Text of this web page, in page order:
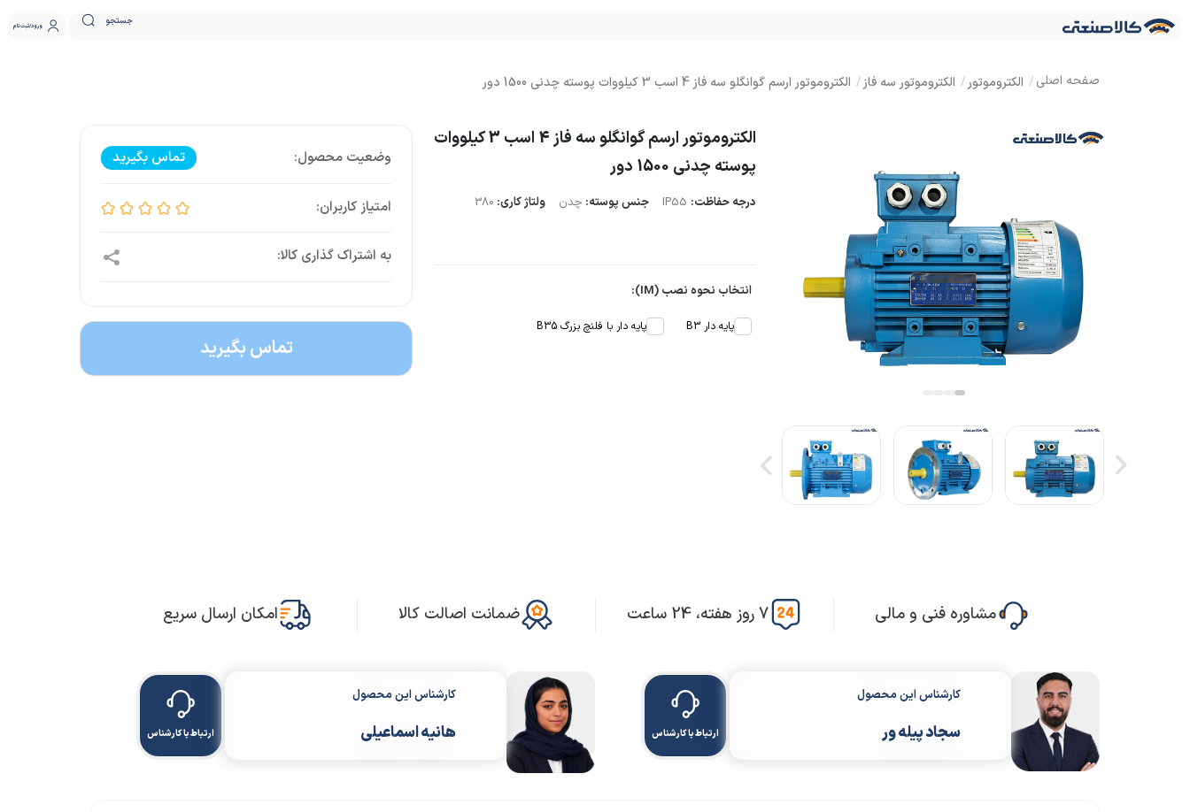
جستجو ورود ثبت نام
الکتروموتور الکتروموتور سه فاز الکتروموتور ارسم گوانگلو سه فاز 4 اسب 3 کیلووات پوسته چدنی 1500 دور
الکتروموتور ارسم گوانگلو سه فاز 4 اسب 3 کیلووات
پوسته چدنی 1500 دور
درجه حفاظت: جنس پوسته: چدن ولتاژ کاری: 380
انتخاب نحوه نصب (IM):
پایه دار B3 پایه دار با فلنچ بزرگ B35
تماس بگیرید
تماس بگیرید
مشاوره فنی و مالی 7 روز هفته، 24 ساعت ضمانت اصالت کالا امکان ارسال سریع
کارشناس این محصول
سجاد پیله ور ارتباط با کارشناس
کارشناس این محصول
هانیه اسماعیلی ارتباط با کارشناس